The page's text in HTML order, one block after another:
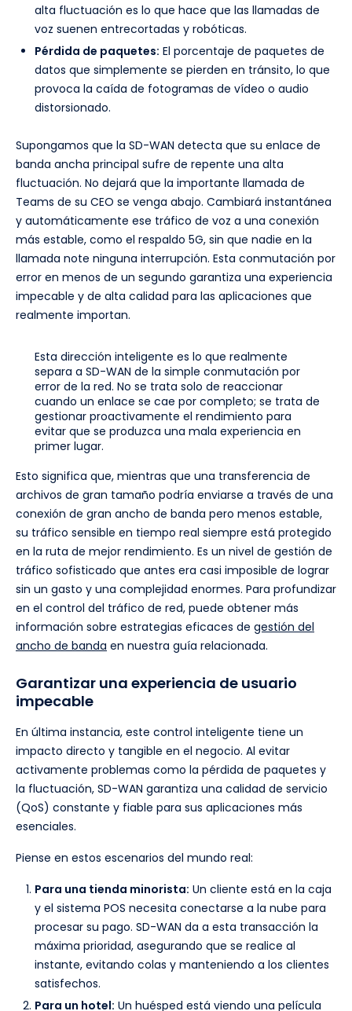
alta fluctuación es lo que hace que las llamadas de
voz suenen entrecortadas y robóticas.
Pérdida de paquetes: El porcentaje de paquetes de
datos que simplemente se pierden en tránsito, lo que
provoca la caída de fotogramas de vídeo o audio
distorsionado.
Supongamos que la SD-WAN detecta que su enlace de
banda ancha principal sufre de repente una alta
fluctuación. No dejará que la importante llamada de
Teams de su CEO se venga abajo. Cambiará instantánea
y automáticamente ese tráfico de voz a una conexión
más estable, como el respaldo 5G, sin que nadie en la
llamada note ninguna interrupción. Esta conmutación por
error en menos de un segundo garantiza una experiencia
impecable y de alta calidad para las aplicaciones que
realmente importan.
Esta dirección inteligente es lo que realmente
separa a SD-WAN de la simple conmutación por
error de la red. No se trata solo de reaccionar
cuando un enlace se cae por completo; se trata de
gestionar proactivamente el rendimiento para
evitar que se produzca una mala experiencia en
primer lugar.
Esto significa que, mientras que una transferencia de
archivos de gran tamaño podría enviarse a través de una
conexión de gran ancho de banda pero menos estable,
su tráfico sensible en tiempo real siempre está protegido
en la ruta de mejor rendimiento. Es un nivel de gestión de
tráfico sofisticado que antes era casi imposible de lograr
sin un gasto y una complejidad enormes. Para profundizar
en el control del tráfico de red, puede obtener más
información sobre estrategias eficaces de gestión del
ancho de banda en nuestra guía relacionada.
Garantizar una experiencia de usuario
impecable
En última instancia, este control inteligente tiene un
impacto directo y tangible en el negocio. Al evitar
activamente problemas como la pérdida de paquetes y
la fluctuación, SD-WAN garantiza una calidad de servicio
(QoS) constante y fiable para sus aplicaciones más
esenciales.
Piense en estos escenarios del mundo real:
Para una tienda minorista: Un cliente está en la caja
y el sistema POS necesita conectarse a la nube para
procesar su pago. SD-WAN da a esta transacción la
máxima prioridad, asegurando que se realice al
instante, evitando colas y manteniendo a los clientes
satisfechos.
Para un hotel: Un huésped está viendo una película